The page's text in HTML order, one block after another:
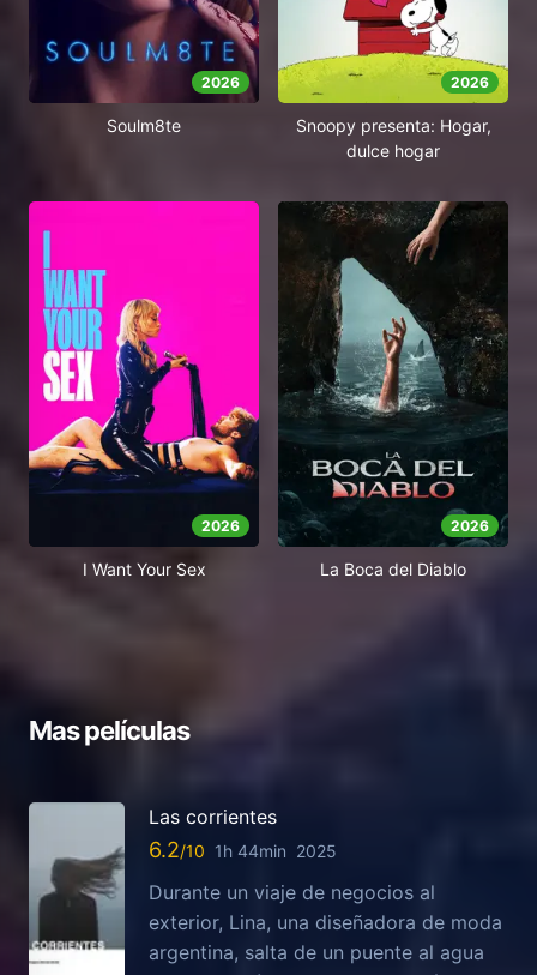
2026
Soulm8te
2026
Snoopy presenta: Hogar,
dulce hogar
2026
I Want Your Sex
2026
La Boca del Diablo
Mas películas
Las corrientes
6.2 1h 44min 2025
Durante un viaje de negocios al
exterior, Lina, una diseñadora de moda
argentina, salta de un puente al agua